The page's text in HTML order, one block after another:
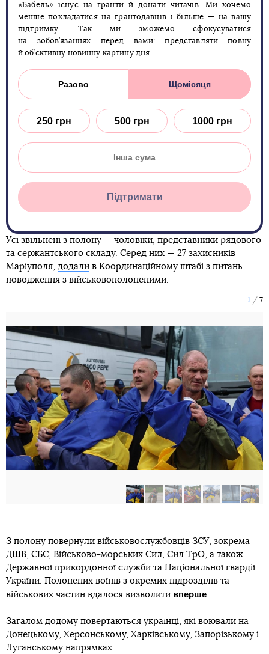
«Бабель» існує на гранти й донати читачів. Ми хочемо
менше покладатися на грантодавців і більше — на вашу
підтримку. Так ми зможемо сфокусуватися
на зобов’язаннях перед вами: представляти повну
й об’єктивну новинну картину дня.
Разово Щомісяця
250 грн 500 грн 1000 грн
Підтримати
Усі звільнені з полону — чоловіки, представники рядового
та сержантського складу. Серед них — 27 захисників
Маріуполя, додали в Координаційному штабі з питань
поводження з військовополоненими.
1 7
З полону повернули військовослужбовців ЗСУ, зокрема
ДШВ, СБС, Військово-морських Сил, Сил ТрО, а також
Державної прикордонної служби та Національної гвардії
України. Полонених воїнів з окремих підрозділів та
військових частин вдалося визволити вперше.
Загалом додому повертаються українці, які воювали на
Донецькому, Херсонському, Харківському, Запорізькому і
Луганському напрямках.